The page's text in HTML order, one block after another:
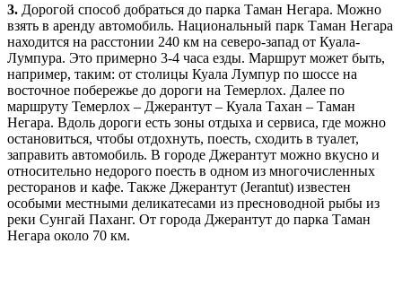
3. Дорогой способ добраться до парка Таман Негара. Можно
взять в аренду автомобиль. Национальный парк Таман Негара
находится на расстонии 240 км на северо-запад от Куала-
Лумпура. Это примерно 3-4 часа езды. Маршрут может быть,
например, таким: от столицы Куала Лумпур по шоссе на
восточное побережье до дороги на Темерлох. Далее по
маршруту Темерлох – Джерантут – Куала Тахан – Таман
Негара. Вдоль дороги есть зоны отдыха и сервиса, где можно
остановиться, чтобы отдохнуть, поесть, сходить в туалет,
заправить автомобиль. В городе Джерантут можно вкусно и
относительно недорого поесть в одном из многочисленных
ресторанов и кафе. Также Джерантут (Jerantut) известен
особыми местными деликатесами из пресноводной рыбы из
реки Сунгай Паханг. От города Джерантут до парка Таман
Негара около 70 км.